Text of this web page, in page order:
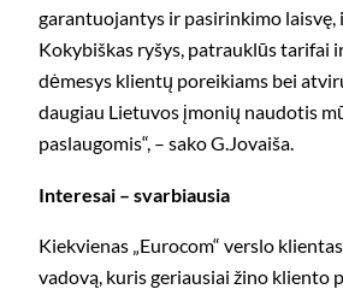
garantuojantys ir pasirinkimo laisvę,
Kokybiškas ryšys, patrauklūs tarifai
dėmesys klientų poreikiams bei
daugiau Lietuvos įmonių naudotis
paslaugomis“, – sako G.Jovaiša.
Interesai – svarbiausia
Kiekvienas „Eurocom“ verslo
vadovą, kuris geriausiai žino kliento